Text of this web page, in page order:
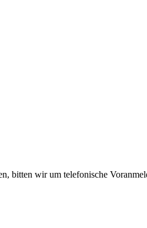
bitten wir um telefonische